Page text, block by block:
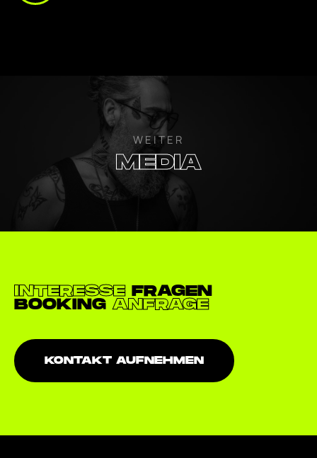
WEITER
MEDIA
INTERESSEFRAGEN
BOOKINGANFRAGE
KONTAKT AUFNEHMEN